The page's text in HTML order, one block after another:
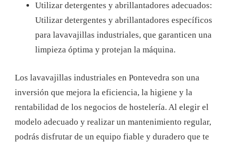
Utilizar detergentes y abrillantadores adecuados:
Utilizar detergentes y abrillantadores específicos
para lavavajillas industriales, que garanticen una
limpieza óptima y protejan la máquina.
Los lavavajillas industriales en Pontevedra son una
inversión que mejora la eficiencia, la higiene y la
rentabilidad de los negocios de hostelería. Al elegir el
modelo adecuado y realizar un mantenimiento regular,
podrás disfrutar de un equipo fiable y duradero que te